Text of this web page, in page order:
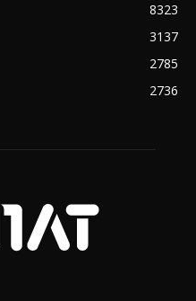
8323
3137
2785
2736